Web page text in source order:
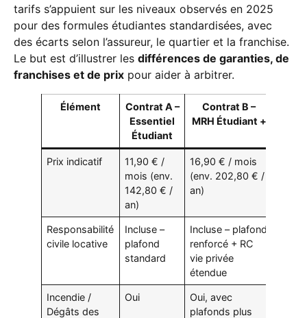
tarifs s’appuient sur les niveaux observés en 2025
pour des formules étudiantes standardisées, avec
des écarts selon l’assureur, le quartier et la franchise.
Le but est d’illustrer les différences de garanties, de
franchises et de prix pour aider à arbitrer.
Élément
Contrat A –
Essentiel
Étudiant
Contrat B –
MRH Étudiant +
Prix indicatif
11,90 € /
mois (env.
142,80 € /
an)
16,90 € / mois
(env. 202,80 € /
an)
Responsabilité
civile locative
Incluse –
plafond
standard
Incluse – plafond
renforcé + RC
vie privée
étendue
Incendie /
Dégâts des
Oui
Oui, avec
plafonds plus